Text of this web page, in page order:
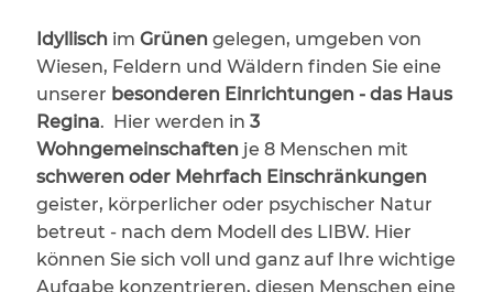
Idyllisch im Grünen gelegen, umgeben von
Wiesen, Feldern und Wäldern finden Sie eine
unserer besonderen Einrichtungen - das Haus
Regina. Hier werden in 3
Wohngemeinschaftenje 8 Menschen mit
schweren oder Mehrfach Einschränkungen
geister, körperlicher oder psychischer Natur
betreut - nach dem Modell des LIBW. Hier
können Sie sich voll und ganz auf Ihre wichtige
Aufgabe konzentrieren, diesen Menschen eine